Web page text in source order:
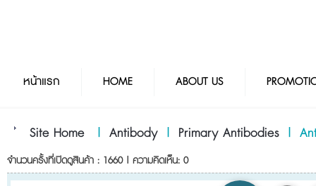
หน้าแรก HOME ABOUT US
Site Home | Antibody | Primary Antibodies |
จำนวนครั้งที่เปิดดูสินค้า : 1660 | ความคิดเห็น: 0